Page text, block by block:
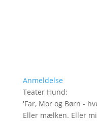
Anmeldelse
Teater Hund:
'Far, Mor og Børn -
Eller mælken. Eller